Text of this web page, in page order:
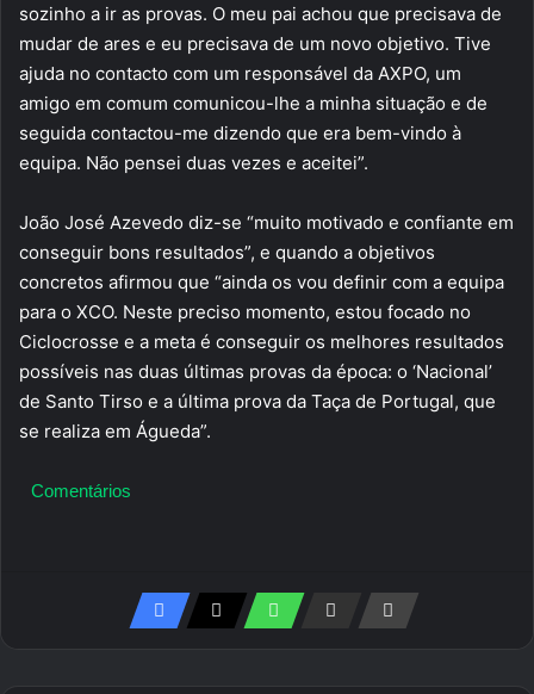
sozinho a ir as provas. O meu pai achou que precisava de
mudar de ares e eu precisava de um novo objetivo. Tive
ajuda no contacto com um responsável da AXPO, um
amigo em comum comunicou-lhe a minha situação e de
seguida contactou-me dizendo que era bem-vindo à
equipa. Não pensei duas vezes e aceitei”.
João José Azevedo diz-se “muito motivado e confiante em
conseguir bons resultados”, e quando a objetivos
concretos afirmou que “ainda os vou definir com a equipa
para o XCO. Neste preciso momento, estou focado no
Ciclocrosse e a meta é conseguir os melhores resultados
possíveis nas duas últimas provas da época: o ‘Nacional’
de Santo Tirso e a última prova da Taça de Portugal, que
se realiza em Águeda”.
Comentários